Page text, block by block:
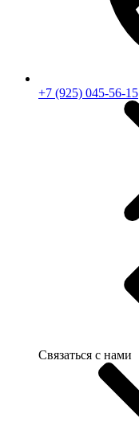
+7 (925) 045-56-15
Связаться с нами